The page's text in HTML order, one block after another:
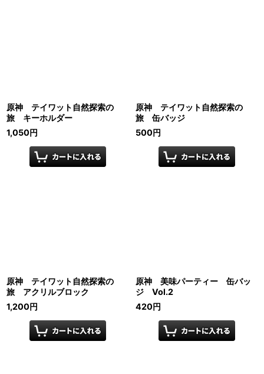
原神 テイワット自然探索の
旅 キーホルダー
1,050円
原神 テイワット自然探索の
旅 缶バッジ
500円
原神 テイワット自然探索の
旅 アクリルブロック
1,200円
原神 美味パーティー 缶バッ
ジ Vol.2
420円